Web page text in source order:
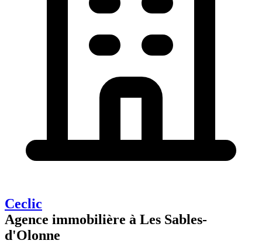
Ceclic
Agence immobilière à Les Sables-
d'Olonne